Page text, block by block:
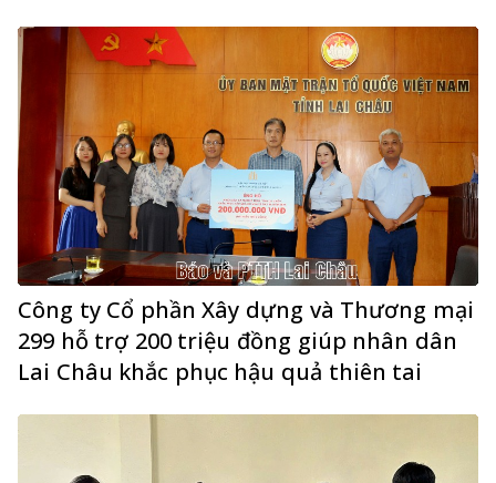
Công ty Cổ phần Xây dựng và Thương mại
299 hỗ trợ 200 triệu đồng giúp nhân dân
Lai Châu khắc phục hậu quả thiên tai